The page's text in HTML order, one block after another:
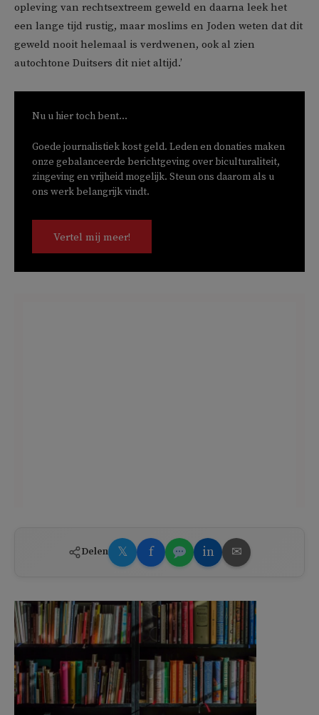
opleving van rechtsextreem geweld en daarna leek het
een lange tijd rustig, maar moslims en Joden weten dat dit
geweld nooit helemaal is verdwenen, ook al zien
autochtone Duitsers dit niet altijd.’
Nu u hier toch bent...
Goede journalistiek kost geld. Leden en donaties maken
onze gebalanceerde berichtgeving over biculturaliteit,
zingeving en vrijheid mogelijk. Steun ons daarom als u
ons werk belangrijk vindt.
Vertel mij meer!
Delen 𝕏 f in ✉